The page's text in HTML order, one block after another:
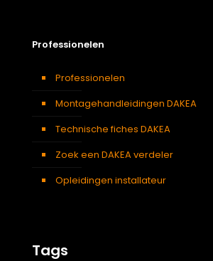
Professionelen
Professionelen
Montagehandleidingen DAKEA
Technische fiches DAKEA
Zoek een DAKEA verdeler
Opleidingen installateur
Tags